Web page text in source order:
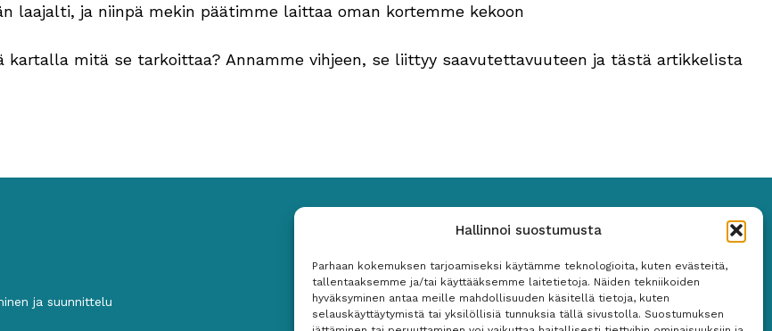
Hallinnoi suostumusta
Parhaan kokemuksen tarjoamiseksi käytämme teknologioita, kuten evästeitä,
tallentaaksemme ja/tai käyttääksemme laitetietoja. Näiden tekniikoiden
hyväksyminen antaa meille mahdollisuuden käsitellä tietoja, kuten
selauskäyttäytymistä tai yksilöllisiä tunnuksia tällä sivustolla. Suostumuksen
laajalti, ja niinpä mekin päätimme laittaa oman kortemme kekoon
kartalla mitä se tarkoittaa? Annamme vihjeen, se liittyy saavutettavuuteen ja tästä artikkelista
ja suunnittelu